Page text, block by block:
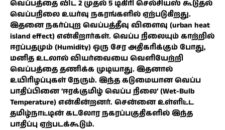
வெப்பத்தை விட 2 முதல் 5 டிகிரி செல்சியஸ் கூடுதல்
வெப்பநிலை உயர்வு நகரங்களில் ஏற்படுகிறது.
இதனை நகர்ப்புற வெப்பத்தீவு விளைவு (urban heat
island effect) என்கிறார்கள். வெப்ப நிலையும் காற்றில்
ஈரப்பதமும் (Humidity) ஒரு சேர அதிகரிக்கும் போது,
மனித உடலால் வியர்வையை வெளியேற்றி
வெப்பத்தை தணிக்க முடியாது. இதனால்
உயிரிழப்புகள் நேரும். இந்த கடுமையான வெப்ப
பாதிப்பினை ‘ஈரக்குமிழ் வெப்ப நிலை’ (Wet-Bulb
Temperature) என்கின்றனர். சென்னை உள்ளிட்ட
தமிழ்நாட்டின் கடலோர நகரப்பகுதிகளில் இந்த
பாதிப்பு ஏற்படக்கூடும்.